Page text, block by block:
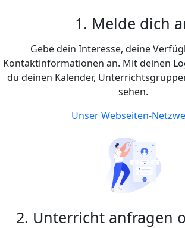
1. Melde dich
Gebe dein Interesse, deine
Kontaktinformationen an. Mit deinen
du deinen Kalender,
sehen.
Unser Webseiten-
2. Unterricht anfragen